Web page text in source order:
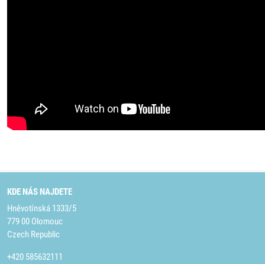
KDE NÁS NAJDETE
Hněvotínská 1333/5
779 00 Olomouc
Czech Republic
+420 585632111